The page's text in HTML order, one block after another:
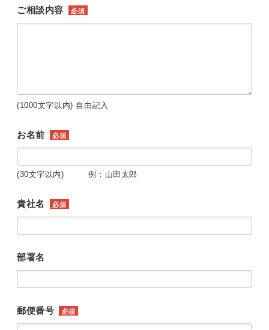
ご相談内容 必須
(1000文字以内) 自由記入
お名前 必須
(30文字以内) 例：山田太郎
貴社名 必須
部署名
郵便番号 必須